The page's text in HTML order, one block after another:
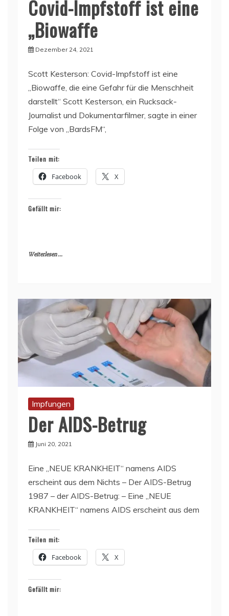
Covid-Impfstoff ist eine
„Biowaffe
Dezember 24, 2021
Scott Kesterson: Covid-Impfstoff ist eine
„Biowaffe, die eine Gefahr für die Menschheit
darstellt“ Scott Kesterson, ein Rucksack-
Journalist und Dokumentarfilmer, sagte in einer
Folge von „BardsFM“,
Teilen mit:
Facebook X
Gefällt mir:
Weiterlesen ...
Impfungen
Der AIDS-Betrug
Juni 20, 2021
Eine „NEUE KRANKHEIT“ namens AIDS
erscheint aus dem Nichts – Der AIDS-Betrug
1987 – der AIDS-Betrug: – Eine „NEUE
KRANKHEIT“ namens AIDS erscheint aus dem
Teilen mit:
Facebook X
Gefällt mir: